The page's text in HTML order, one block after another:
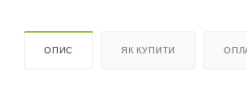
ОПИС ЯК КУПИТИ